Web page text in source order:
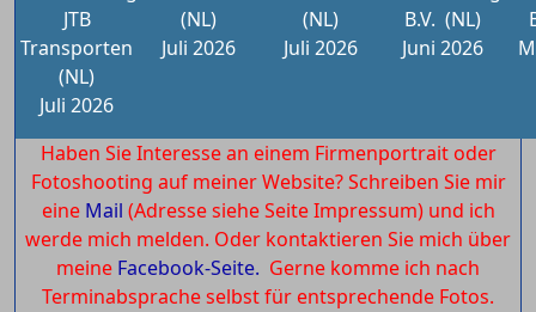
JTB
Transporten
(NL)
Juli 2026
(NL)
Juli 2026
(NL)
Juli 2026
B.V. (NL)
Juni 2026
Haben Sie Interesse an einem Firmenportrait oder
Fotoshooting auf meiner Website? Schreiben Sie mir
eine Mail (Adresse siehe Seite Impressum) und ich
werde mich melden. Oder kontaktieren Sie mich über
meine Facebook-Seite. Gerne komme ich nach
Terminabsprache selbst für entsprechende Fotos.